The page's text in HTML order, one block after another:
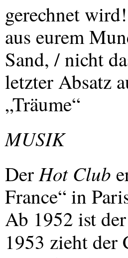
gerechnet
aus eurem
Sand, / nicht
letzter Absatz
„Träume“
MUSIK
DerHot Club
France“ in
Ab 1952 ist
1953 zieht